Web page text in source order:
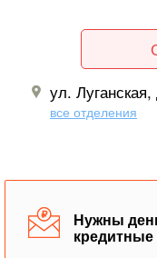
ул.
все отделения
Нужны